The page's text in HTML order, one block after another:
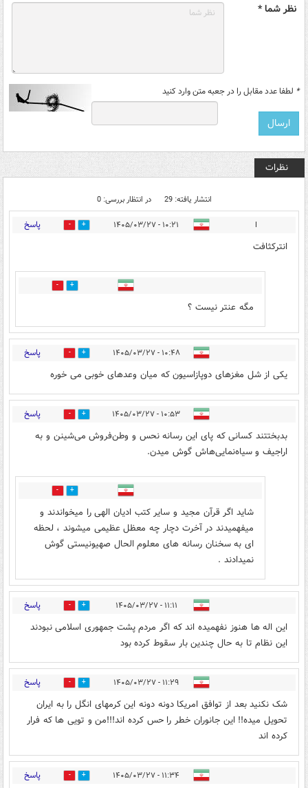
نظر شما *
* لطفا عدد مقابل را در جعبه متن وارد کنید
نظرات
انتشار یافته: 29 در انتظار بررسی: 0
I ۱۰:۲۱ - ۱۴۰۵/۰۳/۲۷ 33 پاسخ
انترکثافت
2
مگه عنتر نیست ؟
۱۰:۴۸ - ۱۴۰۵/۰۳/۲۷ 21 پاسخ
یکی از شل مغزهای دوپازاسیون که میان وعدهای خوبی می خوره
۱۰:۵۳ - ۱۴۰۵/۰۳/۲۷ 31 پاسخ
بدبختتند کسانی که پای این رسانه نحس و وطن‌فروش می‌شینن و به
اراجیف و سیاه‌نمایی‌هاش گوش میدن.
2
شاید اگر قرآن مجید و سایر کتب ادیان الهی را میخواندند و
میفهمیدند در آخرت دچار چه معظل عظیمی میشوند ، لحظه
ای به سخنان رسانه های معلوم الحال صهیونیستی گوش
نمیدادند .
۱۱:۱۱ - ۱۴۰۵/۰۳/۲۷ 1 پاسخ
این اله ها هنوز نفهمیده اند که اگر مردم پشت جمهوری اسلامی نبودند
این نظام تا به حال چندین بار سقوط کرده بود
۱۱:۲۹ - ۱۴۰۵/۰۳/۲۷ 0 پاسخ
شک نکنید بعد از توافق امریکا دونه دونه این کرمهای انگل را به ایران
تحویل میده!! این جانوران خطر را حس کرده اند!!!من و تویی ها که فرار
کرده اند
۱۱:۳۴ - ۱۴۰۵/۰۳/۲۷ 0 پاسخ